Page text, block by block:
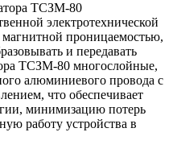
ТСЗМ-80
электротехнической
магнитной проницаемостью,
и передавать
ТСЗМ-80 многослойные,
алюминиевого провода с
что обеспечивает
минимизацию потерь
работу устройства в